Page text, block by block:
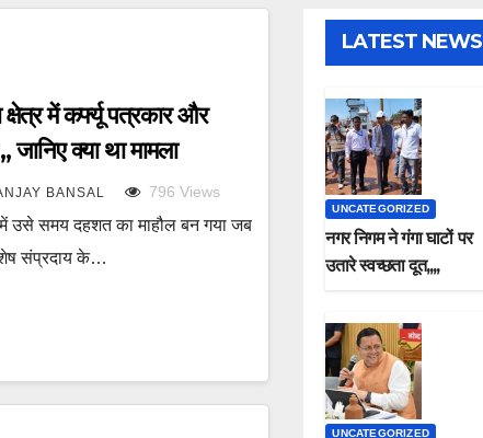
क्षेत्र में कर्फ्यू पत्रकार और
क्या था मामला
BANSAL 796 Views
में उसे समय दहशत का माहौल बन गया जब
संप्रदाय के…
LATEST NEWS
UNCATEGORIZED
नगर निगम ने गंगा घाटों पर
उतारे स्वच्छता दूत,,,,
UNCATEGORIZED